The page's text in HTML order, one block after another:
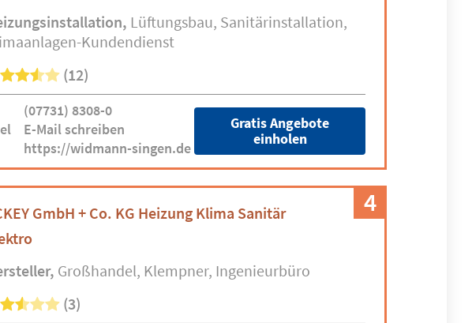
Lüftungsbau Sanitärinstallation
Kundendienst
(12)
(07731) 8308-0
E-Mail schreiben
https://widmann-singen.de
Gratis Angebote
einholen
4
GmbH + Co. KG Heizung Klima Sanitär
Großhandel Klempner Ingenieurbüro
(3)